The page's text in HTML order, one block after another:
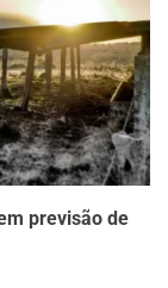
previsão de